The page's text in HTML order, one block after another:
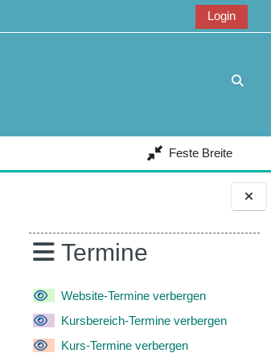
BlöckeTermine
Website-Termine verbergen
Kursbereich-Termine verbergen
Kurs-Termine verbergen
Login
Feste Breite